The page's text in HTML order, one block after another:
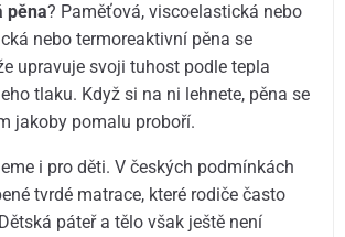
pěna? Paměťová, viscoelastická nebo
nebo termoreaktivní pěna se
upravuje svoji tuhost podle tepla
tlaku. Když si na ni lehnete, pěna se
jakoby pomalu proboří.
i pro děti. V českých podmínkách
tvrdé matrace, které rodiče často
páteř a tělo však ještě není